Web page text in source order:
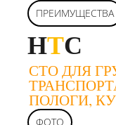
ПРЕИМУЩЕСТВА
НТС
СТО ДЛЯ
ПОЛОГИ,
ФОТО